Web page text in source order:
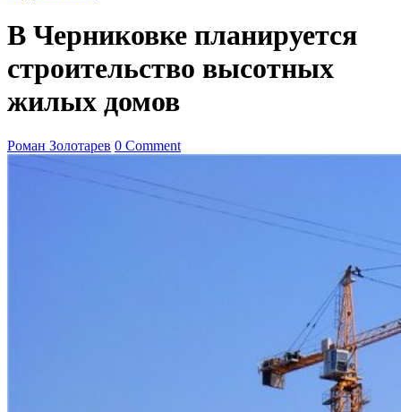
В Черниковке планируется
строительство высотных
жилых домов
Роман Золотарев 0 Comment